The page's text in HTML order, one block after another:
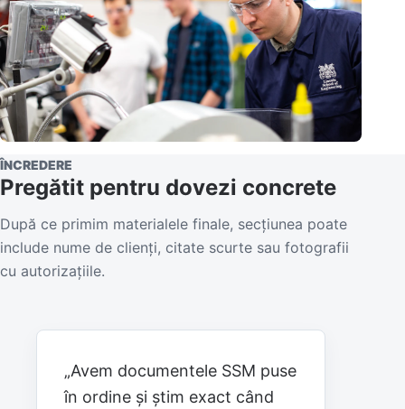
ÎNCREDERE
Pregătit pentru dovezi concrete
După ce primim materialele finale, secțiunea poate
include nume de clienți, citate scurte sau fotografii
cu autorizațiile.
„Avem documentele SSM puse
în ordine și știm exact când